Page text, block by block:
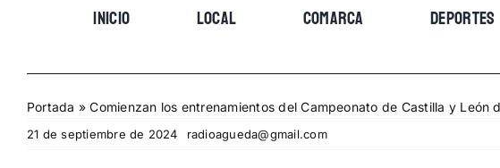
INICIO LOCAL COMARCA DEPORTES
Portada »Comienzan los entrenamientos del Campeonato de Castilla y León
21 de septiembre de 2024 radioagueda@gmail.com